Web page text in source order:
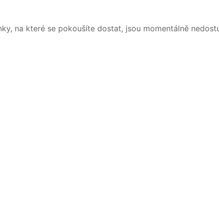
na které se pokoušíte dostat, jsou momentálně